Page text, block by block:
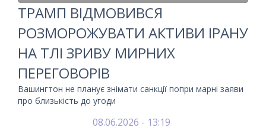
ТРАМП ВІДМОВИВСЯ
РОЗМОРОЖУВАТИ АКТИВИ ІРАНУ
НА ТЛІ ЗРИВУ МИРНИХ
ПЕРЕГОВОРІВ
Вашингтон не планує знімати санкції попри марні заяви
про близькість до угоди
08.06.2026 - 13:19